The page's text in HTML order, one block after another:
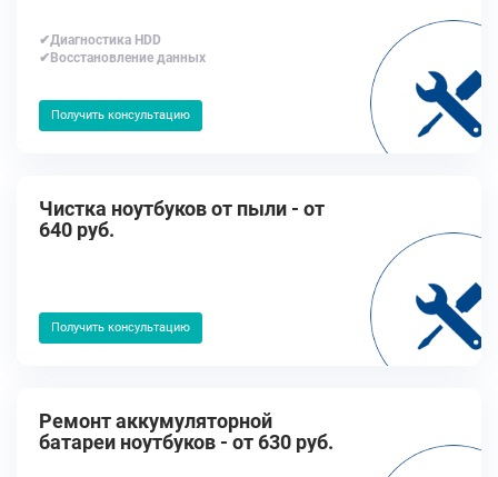
✔Диагностика HDD
✔Восстановление данных
Получить консультацию
Чистка ноутбуков от пыли - от
640 руб.
Получить консультацию
Ремонт аккумуляторной
батареи ноутбуков - от 630 руб.